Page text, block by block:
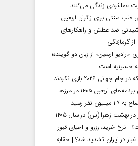
عملکردی زندگی می‌کنند
طب سنتی برای زائران اربعین |
ضد عطش و راهکارهای
گرمازدگی
«رادیو اربعین» از زبان دو گوینده؛
حسینیه است
جهانی ۲۰۲۶ بازی نکردند
آغاز رسمی برنامه‌های اربعین ۱۴۰۵ در مرز‌ها |
نفر رسید
قیمت قبر در بهشت زهرا (س) در سال ۱۴۰۵
| نرخ خرید، رزرو و احیای قبور
در ایران تشدید شد؟ | حقابه